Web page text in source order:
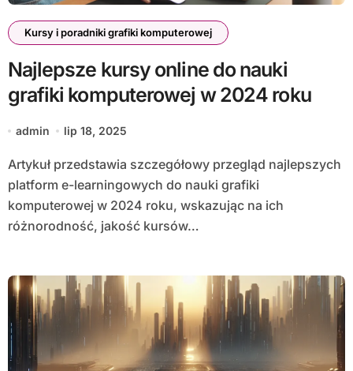
Kursy i poradniki grafiki komputerowej
Najlepsze kursy online do nauki
grafiki komputerowej w 2024 roku
admin lip 18, 2025
Artykuł przedstawia szczegółowy przegląd najlepszych
platform e-learningowych do nauki grafiki
komputerowej w 2024 roku, wskazując na ich
różnorodność, jakość kursów…